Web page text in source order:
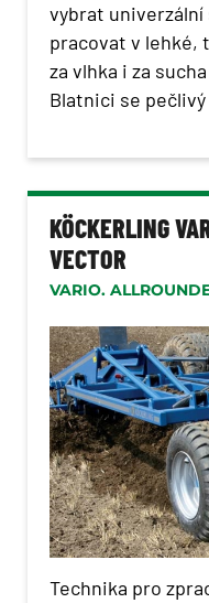
vybrat
pracovat v lehké,
za vlhka i za
Blatnici se
KÖCKERLING
VECTOR
VARIO.
Technika pro